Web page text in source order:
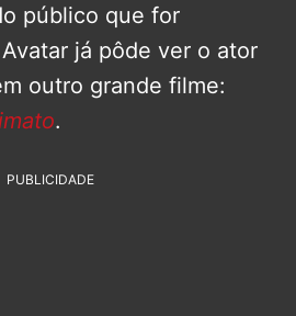
público que for
já pôde ver o ator
outro grande filme:
.
PUBLICIDADE